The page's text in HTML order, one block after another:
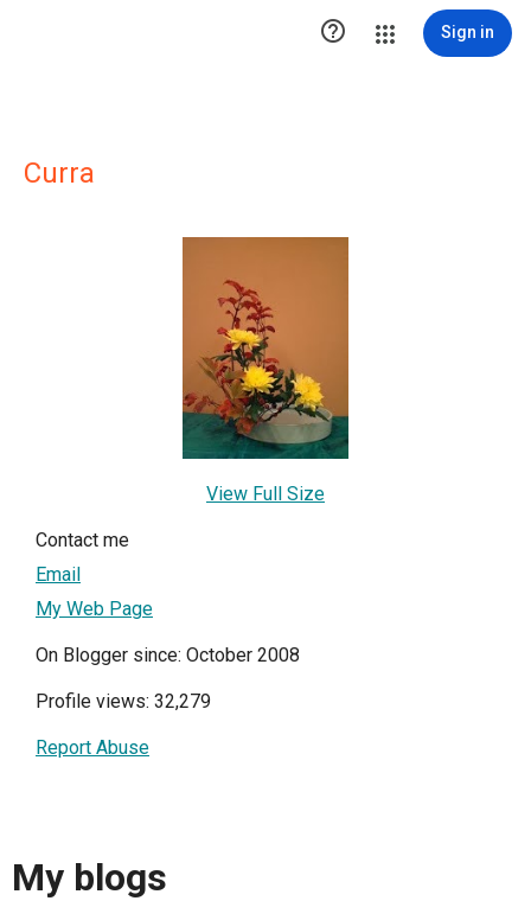
 Sign in
Curra
View Full Size
Contact me
Email
My Web Page
On Blogger since: October 2008
Profile views: 32,279
Report Abuse
My blogs